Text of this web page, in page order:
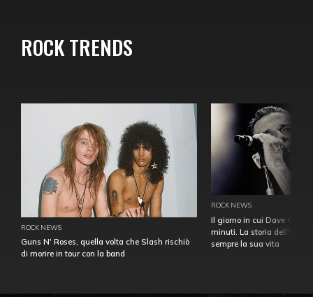
ROCK TRENDS
ROCK NEWS
Guns N' Roses, quella volta che Slash rischiò
di morire in tour con la band
ROCK NEWS
Il giorno in cui Dave
minuti. La storia
sempre la sua vita